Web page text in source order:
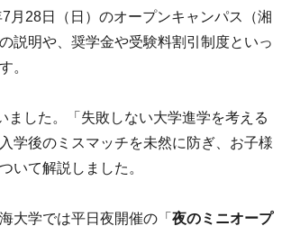
月28日（日）のオープンキャンパス（湘
説明や、奨学金や受験料割引制度といっ
。
した。「失敗しない大学進学を考える
学後のミスマッチを未然に防ぎ、お子様
いて解説しました。
大学では平日夜開催の「 夜のミニオープ